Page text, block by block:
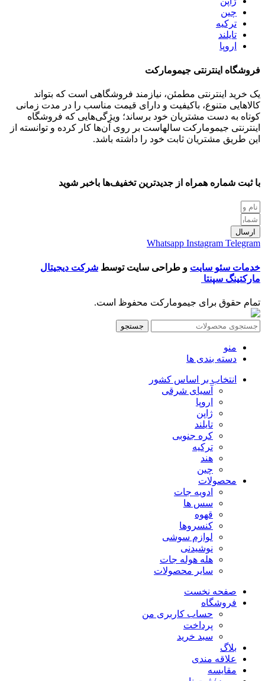
چین
ترکیه
تایلند
اروپا
فروشگاه اینترنتی جیمومارکت
یک خرید اینترنتی مطمئن، نیازمند فروشگاهی است که بتواند
کالاهایی متنوع، باکیفیت و دارای قیمت مناسب را در مدت زمانی
کوتاه به دست مشتریان خود برساند؛ ویژگی‌هایی که فروشگاه
اینترنتی جیمومارکت سالهاست بر روی آن‌ها کار کرده و توانسته از
این طریق مشتریان ثابت خود را داشته باشد.
با ثبت شماره همراه از جدید‌ترین تخفیف‌ها با‌خبر شوید
ارسال
Whatsapp Instagram Telegram
خدمات سئو سایت و طراحی سایت توسط شرکت دیجیتال
مارکتینگ سپنتا
تمام حقوق برای جیمومارکت محفوظ است.
جستجو
منو
دسته بندی ها
انتخاب بر اساس کشور
آسیای شرقی
اروپا
ژاپن
تایلند
کره جنوبی
ترکیه
هند
چین
محصولات
ادویه جات
سس ها
قهوه
کنسروها
لوازم سوشی
نوشیدنی
هله هوله جات
سایر محصولات
صفحه نخست
فروشگاه
حساب کاربری من
پرداخت
سبد خرید
بلاگ
علاقه مندی
مقایسه